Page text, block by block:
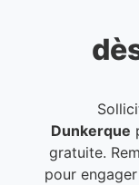
Dunkerque
gratuite.
pour